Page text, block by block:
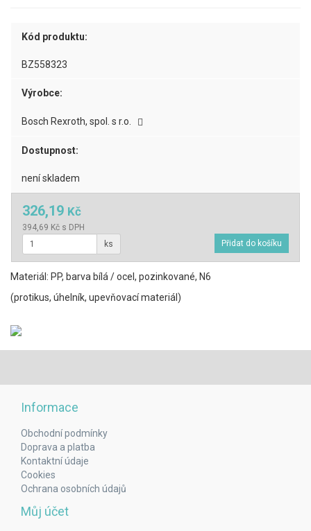
Kód produktu:
BZ558323
Výrobce:
Bosch Rexroth, spol. s r.o.
Dostupnost:
není skladem
326,19 Kč
394,69 Kč s DPH
ks
Materiál: PP, barva bílá / ocel, pozinkované, N6
(protikus, úhelník, upevňovací materiál)
Informace
Obchodní podmínky
Doprava a platba
Kontaktní údaje
Cookies
Ochrana osobních údajů
Můj účet